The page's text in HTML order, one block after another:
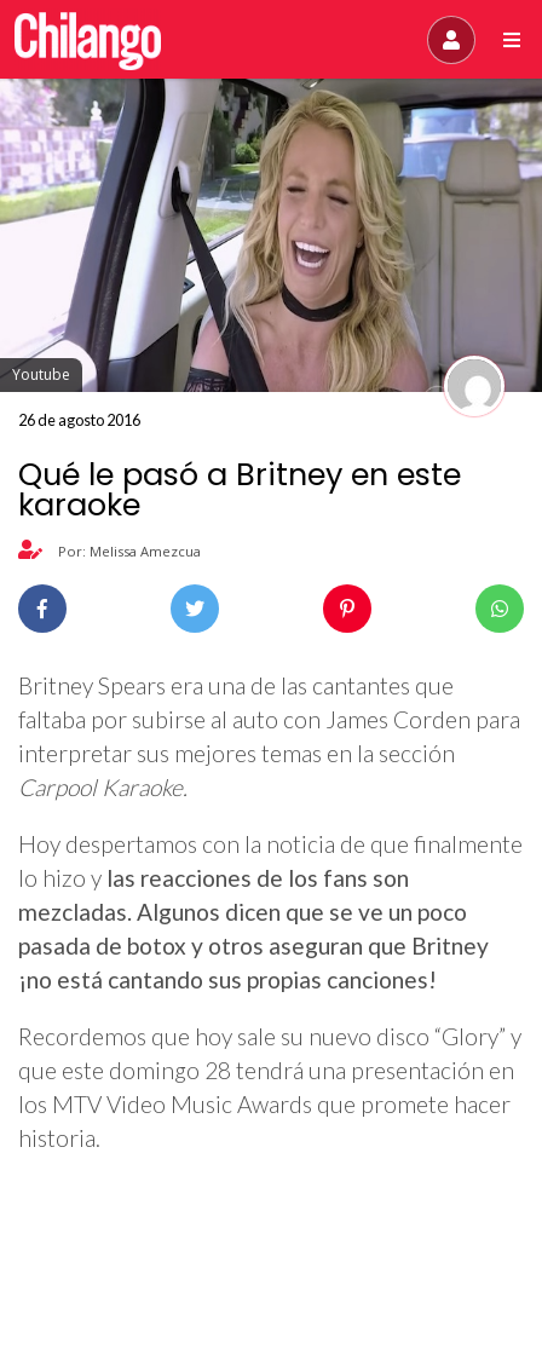
Youtube
26 de agosto 2016
Qué le pasó a Britney en este
karaoke
Por: Melissa Amezcua
Britney Spears era una de las cantantes que
faltaba por subirse al auto con James Corden para
interpretar sus mejores temas en la sección
Carpool Karaoke.
Hoy despertamos con la noticia de que finalmente
lo hizo y las reacciones de los fans son
mezcladas. Algunos dicen que se ve un poco
pasada de botox y otros aseguran que Britney
¡no está cantando sus propias canciones!
Recordemos que hoy sale su nuevo disco “Glory” y
que este domingo 28 tendrá una presentación en
los MTV Video Music Awards que promete hacer
historia.